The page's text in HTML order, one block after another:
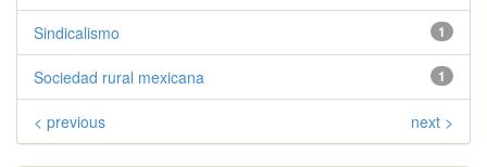
1
Sindicalismo
1
Sociedad rural mexicana
< previous next >